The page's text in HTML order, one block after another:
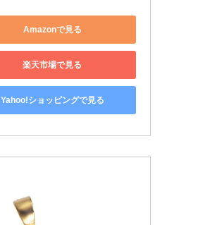
Amazonで見る
楽天市場で見る
Yahoo!ショッピングで見る